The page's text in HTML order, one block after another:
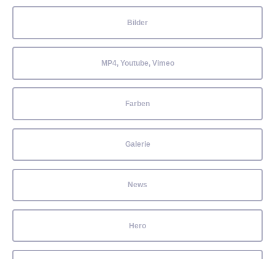
Bilder
MP4, Youtube, Vimeo
Farben
Galerie
News
Hero